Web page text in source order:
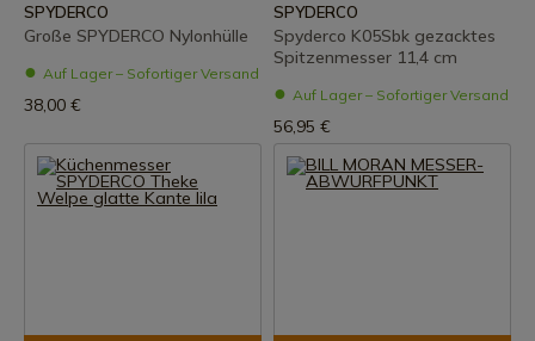
SPYDERCO
Große SPYDERCO Nylonhülle
Auf Lager – Sofortiger Versand
38,00 €
SPYDERCO
Spyderco K05Sbk gezacktes
Spitzenmesser 11,4 cm
Auf Lager – Sofortiger Versand
56,95 €